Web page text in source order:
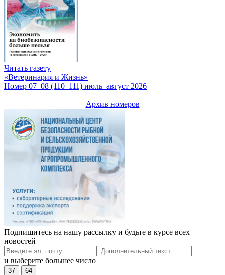
Читать газету
«Ветеринария и Жизнь»
Номер 07–08 (110–111) июль–август 2026
Архив номеров
Подпишитесь на нашу рассылку и будьте в курсе всех
новостей
и выберите большее число
37 64